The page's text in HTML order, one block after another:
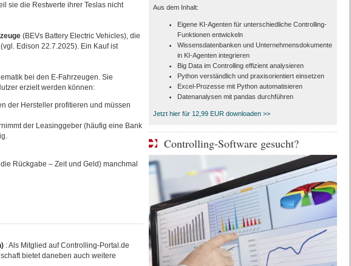
sie die Restwerte ihrer Teslas nicht
(BEVs Battery Electric Vehicles), die
Edison 22.7.2025). Ein Kauf ist
bei den E-Fahrzeugen. Sie
erzielt werden können:
der Hersteller profitieren und müssen
der Leasinggeber (häufig eine Bank
Rückgabe – Zeit und Geld) manchmal
: Als Mitglied auf Controlling-Portal.de
bietet daneben auch weitere
Aus dem Inhalt:
Eigene KI-Agenten für unterschiedliche Controlling-
Funktionen entwickeln
Wissensdatenbanken und Unternehmensdokumente
in KI-Agenten integrieren
Big Data im Controlling effizient analysieren
Python verständlich und praxisorientiert einsetzen
Excel-Prozesse mit Python automatisieren
Datenanalysen mit pandas durchführen
Jetzt hier für 12,99 EUR downloaden >>
Controlling-Software gesucht?